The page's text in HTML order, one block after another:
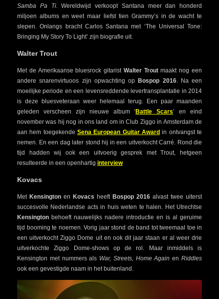
Samba Pa Ti.
Wereldwijd verkoopt Santana meer dan honderd
miljoen albums en weet maar liefst tien Grammy’s in de wacht te
slepen. Onlangs bracht Carlos Santana met ‘The Universal Tone:
Bringing My Story To Light’ zijn biografie uit.
Walter Trout
Met de Amerikaanse bluesrock gitarist Walter Troutmaakt nog een
andere snarenvirtuoos zijn opwachting opBospop 2016. Na een
moeilijke periode en een levensreddende levertransplantatie in 2014
is deze bluesveteraan weer helemaal terug. Een paar maanden
geleden verscheen zijn nieuwe album ‘Battle Scars’ en eind
november was hij nog in ons land om in Club Ziggo in Amsterdam de
aan hem toegekende Sena European Guitar Award in ontvangst te
nemen. En een dag later stond hij in een uitverkocht Carré. Rond die
tijd hadden wij ook een uitvoerig gesprek met Trout, hetgeen
resulteerde in een openhartig interview
Kovacs
Met Kensington en Kovacs heeft Bospop 2016 alvast twee uiterst
succesvolle Nederlandse acts in huis weten te halen. Het Utrechtse
Kensington behoeft nauwelijks nadere introductie en is al geruime
tijd booming te noemen. Vorig jaar stond de band tot tweemaal toe in
een uitverkocht Ziggo Dome uit en ook dit jaar staan er al weer drie
uitverkochte Ziggo Dome-shows op de rol. Maar inmiddels is
Kensington met nummers als War, Streets, Home Againen Riddles
ook een gevestigde naam in het buitenland.